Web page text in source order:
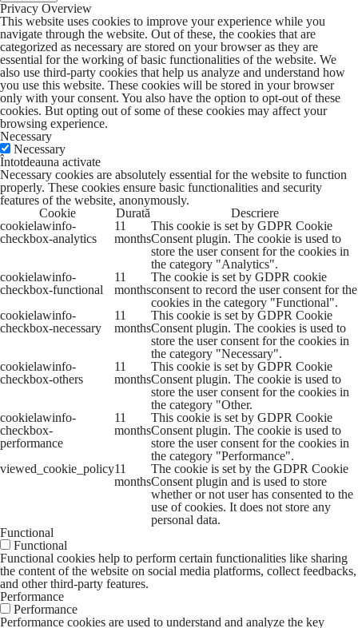
Privacy Overview
This website uses cookies to improve your experience while you
navigate through the website. Out of these, the cookies that are
categorized as necessary are stored on your browser as they are
essential for the working of basic functionalities of the website. We
also use third-party cookies that help us analyze and understand how
you use this website. These cookies will be stored in your browser
only with your consent. You also have the option to opt-out of these
cookies. But opting out of some of these cookies may affect your
browsing experience.
Necessary
Necessary
Întotdeauna activate
Necessary cookies are absolutely essential for the website to function
properly. These cookies ensure basic functionalities and security
features of the website, anonymously.
Cookie
Durată
Descriere
cookielawinfo-
checkbox-analytics
11
months
This cookie is set by GDPR Cookie
Consent plugin. The cookie is used to
store the user consent for the cookies in
the category "Analytics".
cookielawinfo-
checkbox-functional
11
months
The cookie is set by GDPR cookie
consent to record the user consent for the
cookies in the category "Functional".
cookielawinfo-
checkbox-necessary
11
months
This cookie is set by GDPR Cookie
Consent plugin. The cookies is used to
store the user consent for the cookies in
the category "Necessary".
cookielawinfo-
checkbox-others
11
months
This cookie is set by GDPR Cookie
Consent plugin. The cookie is used to
store the user consent for the cookies in
the category "Other.
cookielawinfo-
checkbox-
performance
11
months
This cookie is set by GDPR Cookie
Consent plugin. The cookie is used to
store the user consent for the cookies in
the category "Performance".
viewed_cookie_policy11
months
The cookie is set by the GDPR Cookie
Consent plugin and is used to store
whether or not user has consented to the
use of cookies. It does not store any
personal data.
Functional
Functional
Functional cookies help to perform certain functionalities like sharing
the content of the website on social media platforms, collect feedbacks,
and other third-party features.
Performance
Performance
Performance cookies are used to understand and analyze the key